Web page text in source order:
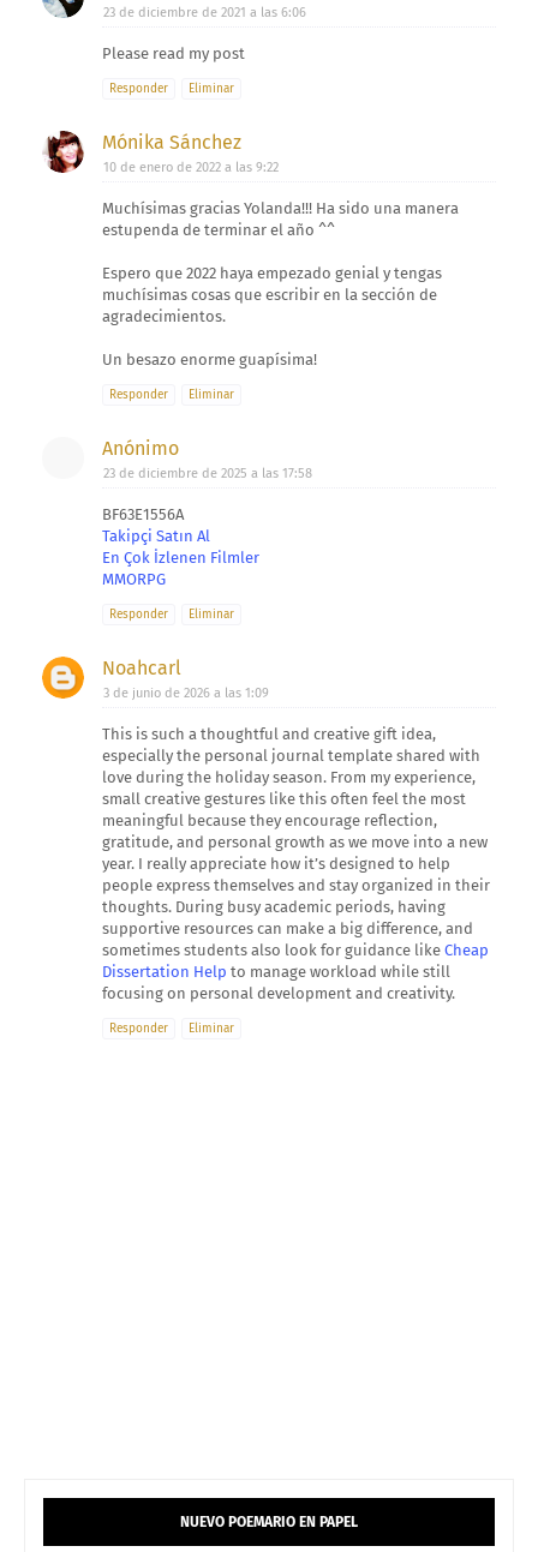
23 de diciembre de 2021 a las 6:06
Please read my post
Responder Eliminar
Mónika Sánchez
10 de enero de 2022 a las 9:22
Muchísimas gracias Yolanda!!! Ha sido una manera
estupenda de terminar el año ^^
Espero que 2022 haya empezado genial y tengas
muchísimas cosas que escribir en la sección de
agradecimientos.
Un besazo enorme guapísima!
Responder Eliminar
Anónimo
23 de diciembre de 2025 a las 17:58
BF63E1556A
Takipçi Satın Al
En Çok İzlenen Filmler
MMORPG
Responder Eliminar
Noahcarl
3 de junio de 2026 a las 1:09
This is such a thoughtful and creative gift idea,
especially the personal journal template shared with
love during the holiday season. From my experience,
small creative gestures like this often feel the most
meaningful because they encourage reflection,
gratitude, and personal growth as we move into a new
year. I really appreciate how it’s designed to help
people express themselves and stay organized in their
thoughts. During busy academic periods, having
supportive resources can make a big difference, and
sometimes students also look for guidance like Cheap
Dissertation Help to manage workload while still
focusing on personal development and creativity.
Responder Eliminar
NUEVO POEMARIO EN PAPEL